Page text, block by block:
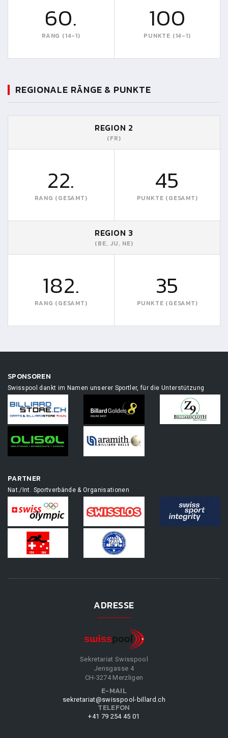
60.
RANG (14-1)
100
PUNKTE (14-1)
REGIONALE RÄNGE & PUNKTE
REGION 2
(FR)
22.
RANG (GESAMT)
45
PUNKTE (GESAMT)
REGION 3
(BE, JU, NE)
182.
RANG (GESAMT)
35
PUNKTE (GESAMT)
SPONSOREN
Swisspool dankt im Namen unserer Sportler, für die Unterstützung
PARTNER
Nat./Int. Sportverbände & Organisationen
ADRESSE
Sekretariat Swisspool
Jensgasse 4
CH-3274 Merzligen
E-MAIL
sekretariat@swisspool-billard.ch
TELEFON
+41 79 254 45 01